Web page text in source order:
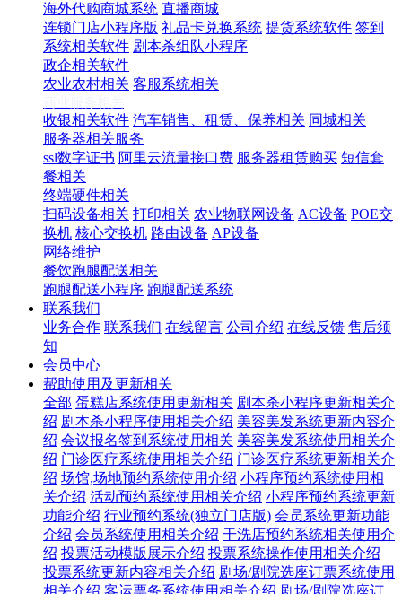
海外代购商城系统 直播商城
连锁门店小程序版 礼品卡兑换系统 提货系统软件 签到
系统相关软件 剧本杀组队小程序
政企相关软件
农业农村相关 客服系统相关
收银相关软件 汽车销售、租赁、保养相关 同城相关
服务器相关服务
ssl数字证书 阿里云流量接口费 服务器租赁购买 短信套
餐相关
终端硬件相关
扫码设备相关 打印相关 农业物联网设备 AC设备 POE交
换机 核心交换机 路由设备 AP设备
网络维护
餐饮跑腿配送相关
跑腿配送小程序 跑腿配送系统
联系我们
业务合作 联系我们 在线留言 公司介绍 在线反馈 售后须
知
会员中心
帮助使用及更新相关
全部 蛋糕店系统使用更新相关 剧本杀小程序更新相关介
绍 剧本杀小程序使用相关介绍 美容美发系统更新内容介
绍 会议报名签到系统使用相关 美容美发系统使用相关介
绍 门诊医疗系统使用相关介绍 门诊医疗系统更新相关介
绍 场馆,场地预约系统使用介绍 小程序预约系统使用相
关介绍 活动预约系统使用相关介绍 小程序预约系统更新
功能介绍 行业预约系统(独立门店版) 会员系统更新功能
介绍 会员系统使用相关介绍 干洗店预约系统相关使用介
绍 投票活动模版展示介绍 投票系统操作使用相关介绍
投票系统更新内容相关介绍 剧场/剧院选座订票系统使用
相关介绍 客运票务系统使用相关介绍 剧场/剧院选座订